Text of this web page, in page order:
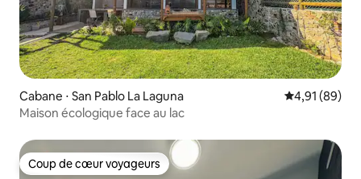
Cabane ⋅ San Pablo La Laguna Évaluation
4,91 (89)
Maison écologique face au lac
Coup de cœur voyageurs
Coup de cœur voyageurs